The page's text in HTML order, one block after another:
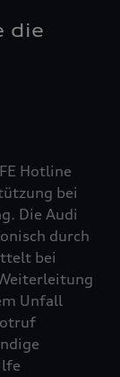
die
Hotline
bei
Die Audi
durch
bei
Unfall